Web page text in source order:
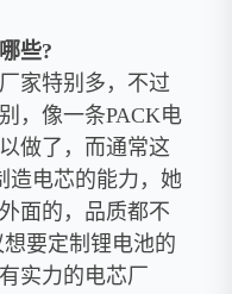
些?
家特别多，不过
，像一条PACK电
做了，而通常这
造电芯的能力，她
面的，品质都不
要定制锂电池的
实力的电芯厂